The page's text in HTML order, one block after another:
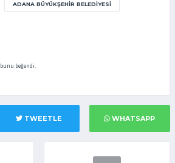
ADANA BÜYÜKŞEHIR BELEDIYESI
bunu beğendi.
TWEETLE WHATSAPP